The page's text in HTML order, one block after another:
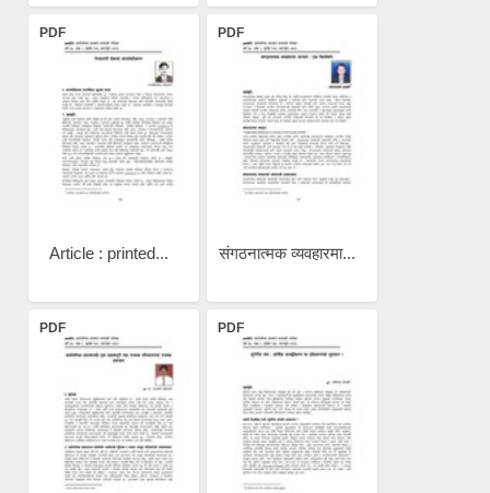
PDF
Article : printed...
PDF
संगठनात्मक व्यवहारमा...
PDF PDF